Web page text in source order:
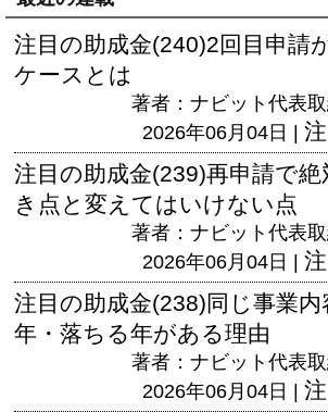
注目の助成金(240)2回目申請
ケースとは
著者：ナビット代表
2026年06月04日 |
注目の助成金(239)再申請で
き点と変えてはいけない点
著者：ナビット代表
2026年06月04日 |
注目の助成金(238)同じ事業内
年・落ちる年がある理由
著者：ナビット代表
2026年06月04日 |